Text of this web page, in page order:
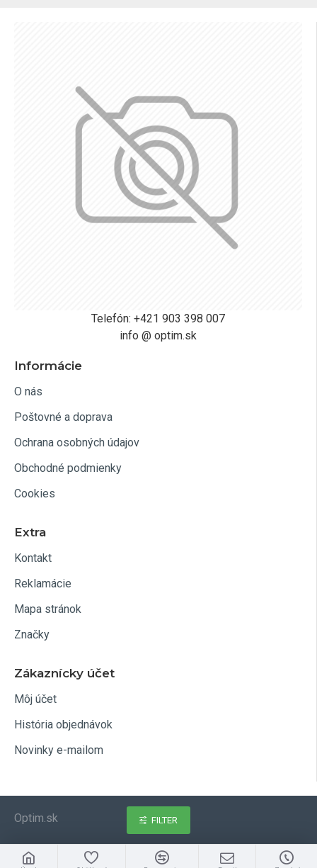
Telefón: +421 903 398 007
info @ optim.sk
Informácie
O nás
Poštovné a doprava
Ochrana osobných údajov
Obchodné podmienky
Cookies
Extra
Kontakt
Reklamácie
Mapa stránok
Značky
Zákaznícky účet
Môj účet
História objednávok
Novinky e-mailom
Optim.sk FILTER